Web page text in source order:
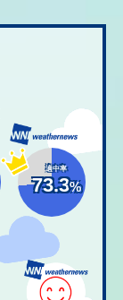
適中率
73.3%